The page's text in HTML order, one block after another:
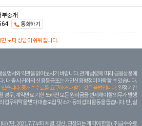
중개
통화하기
보다 상담이 쉬워집니다.
명서와 약관을 읽어보시기 바랍니다. 관계 법령에 따라 금융상품에
. 대 출 시 귀하의 신용등급 또는 개인신용평점이 하락할 수 있습니다.
습니다. 중개수수료를 요구하거나 받는 것은 불법입니다. 일정 기간
경우, 계약만료 기한 도래전 모든 원리금을 변제해야할 의무가 발생
업무위탁을 받아 대출모집 및 소개 등의 섭외 활동을 돕습니다. 단, 실
) (단, 2021. 7. 7부터 체결, 갱신, 연장되는 계 약에 한함), 취급수수료